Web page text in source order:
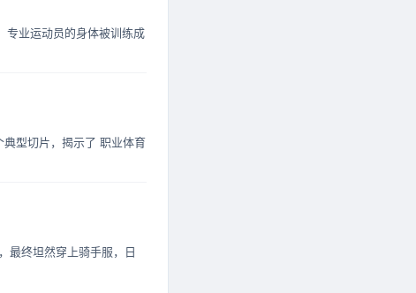
专业运动员的身体被训练成
型切片，揭示了 职业体育
最终坦然穿上骑手服，日